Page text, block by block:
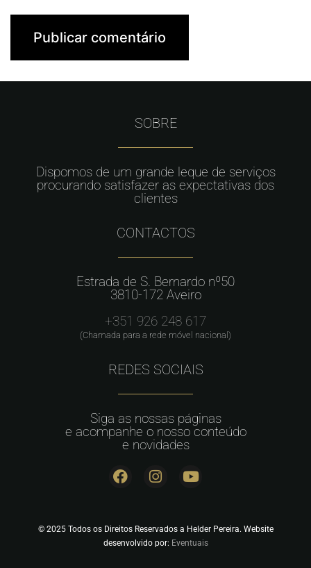
SOBRE
Dispomos de um grande leque de serviços
procurando satisfazer as expectativas dos
clientes
CONTACTOS
Estrada de S. Bernardo nº50
3810-172 Aveiro
+351 926 248 617
(Chamada para a rede móvel nacional)
REDES SOCIAIS
Siga as nossas páginas
e acompanhe o nosso conteúdo
e novidades
© 2025 Todos os Direitos Reservados a Helder Pereira. Website
desenvolvido por: Eventuais